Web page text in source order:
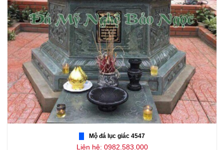
Mộ đá lục giác 4547
Liên hệ: 0982.583.000